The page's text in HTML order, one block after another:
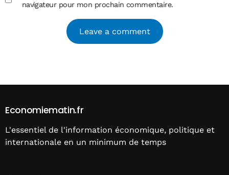
navigateur pour mon prochain commentaire.
Economiematin.fr
L'essentiel de l'information économique, politique et
internationale en un minimum de temps